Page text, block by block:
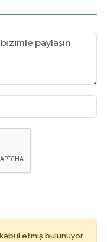
kabul etmiş bulunuyor